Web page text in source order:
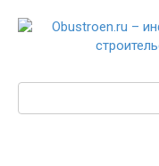
Поиск: